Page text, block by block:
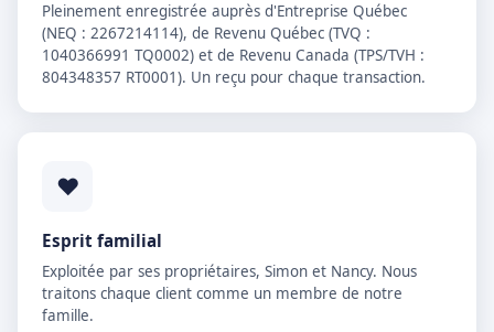
Pleinement enregistrée auprès d'Entreprise Québec
(NEQ : 2267214114), de Revenu Québec (TVQ :
1040366991 TQ0002) et de Revenu Canada (TPS/TVH :
804348357 RT0001). Un reçu pour chaque transaction.
❤
Esprit familial
Exploitée par ses propriétaires, Simon et Nancy. Nous
traitons chaque client comme un membre de notre
famille.